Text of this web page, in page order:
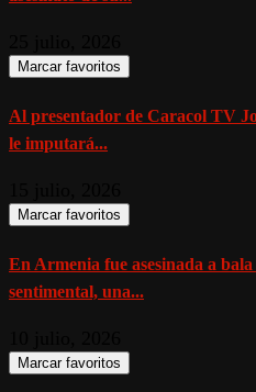
Marcar favoritos
Al presentador de Caracol TV
le imputará...
Marcar favoritos
En Armenia fue asesinada a
sentimental, una...
Marcar favoritos